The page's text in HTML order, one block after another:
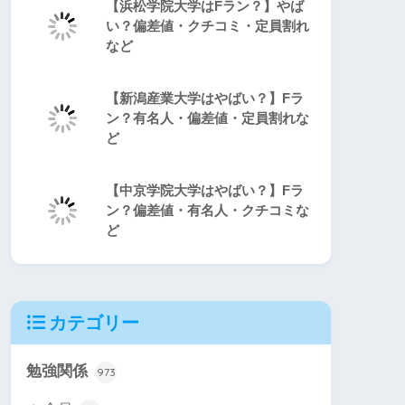
【浜松学院大学はFラン？】やば
い？偏差値・クチコミ・定員割れ
など
【新潟産業大学はやばい？】Fラ
ン？有名人・偏差値・定員割れな
ど
【中京学院大学はやばい？】Fラ
ン？偏差値・有名人・クチコミな
ど
カテゴリー
勉強関係 973